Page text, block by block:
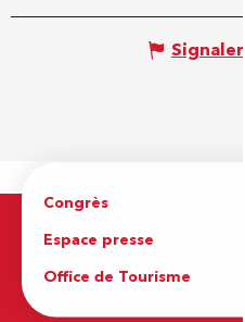
Signaler
Congrès
Espace presse
Office de Tourisme